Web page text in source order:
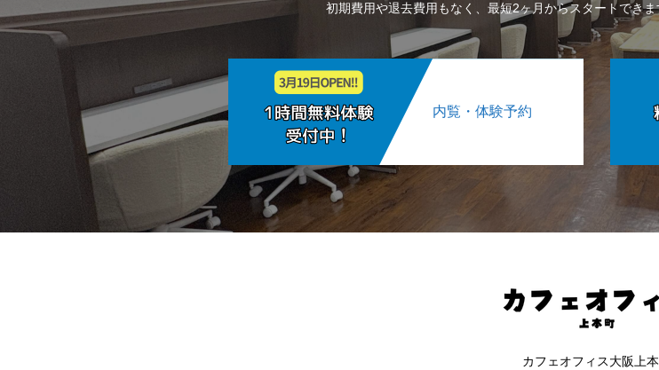
初期費用や退去費用もなく、最短2ヶ月からスタートでき
内覧・体験予約
カフェオフィス大阪上